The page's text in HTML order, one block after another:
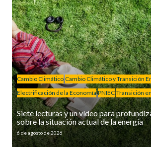
Cambio Climático Cambio Climático y Transición
Electrificación de la Economía PNIEC Transición
Siete lecturas y un vídeo para
sobre la situación actual de la energía
6 de agosto de 2026